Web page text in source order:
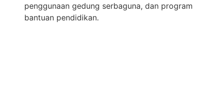
penggunaan gedung serbaguna, dan program
bantuan pendidikan.